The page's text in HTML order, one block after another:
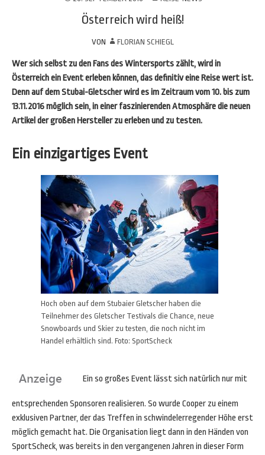
Österreich wird heiß!
VON FLORIAN SCHIEGL
Wer sich selbst zu den Fans des Wintersports zählt, wird in
Österreich ein Event erleben können, das definitiv eine Reise wert ist.
Denn auf dem Stubai-Gletscher wird es im Zeitraum vom 10. bis zum
13.11.2016 möglich sein, in einer faszinierenden Atmosphäre die neuen
Artikel der großen Hersteller zu erleben und zu testen.
Ein einzigartiges Event
Hoch oben auf dem Stubaier Gletscher haben die
Teilnehmer des Gletscher Testivals die Chance, neue
Snowboards und Skier zu testen, die noch nicht im
Handel erhältlich sind. Foto: SportScheck
Ein so großes Event lässt sich natürlich nur mit
entsprechenden Sponsoren realisieren. So wurde Cooper zu einem
exklusiven Partner, der das Treffen in schwindelerregender Höhe erst
möglich gemacht hat. Die Organisation liegt dann in den Händen von
SportScheck, was bereits in den vergangenen Jahren in dieser Form